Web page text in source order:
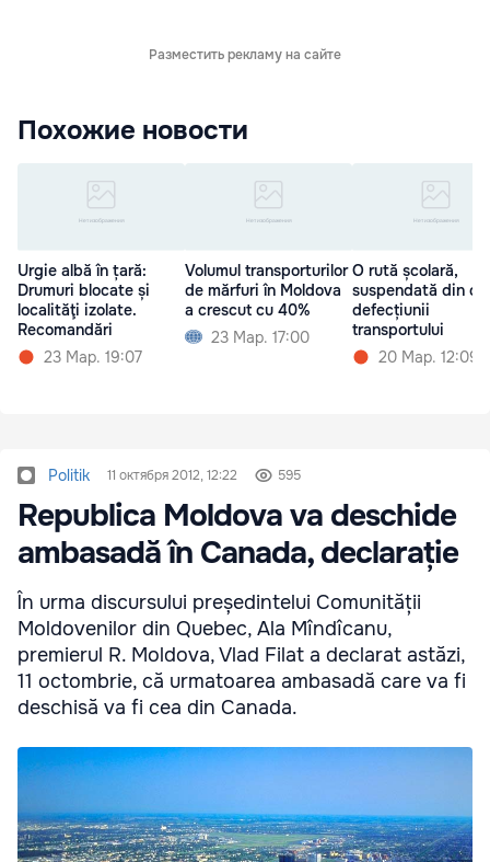
Разместить рекламу на сайте
Похожие новости
Urgie albă în țară:
Drumuri blocate și
localităţi izolate.
Recomandări
23 Мар. 19:07
Volumul transporturilor
de mărfuri în Moldova
a crescut cu 40%
23 Мар. 17:00
O rută școlară,
suspendată din
defecțiunii
transportului
20 Мар. 12:09
Politik 11 октября 2012, 12:22 595
Republica Moldova va deschide
ambasadă în Canada, declarație
În urma discursului președintelui Comunității
Moldovenilor din Quebec, Ala Mîndîcanu,
premierul R. Moldova, Vlad Filat a declarat astăzi,
11 octombrie, că urmatoarea ambasadă care va fi
deschisă va fi cea din Canada.